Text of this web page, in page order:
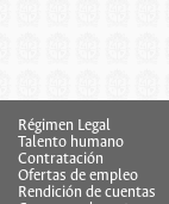
Régimen Legal
Talento humano
Contratación
Ofertas de empleo
Rendición de cuentas